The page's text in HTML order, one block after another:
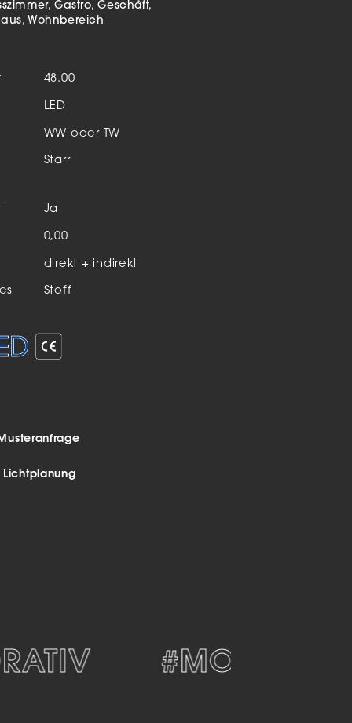
Gastro
Geschäft
Wohnbereich
48.00
LED
WW oder TW
Starr
Ja
0,00
direkt + indirekt
Stoff
Lichtplanung
#MODERN